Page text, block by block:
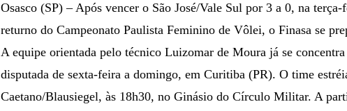
Osasco (SP) – Após vencer o São José/Vale Sul por 3 a 0, na terça-
returno do Campeonato Paulista Feminino de Vôlei, o Finasa se
A equipe orientada pelo técnico Luizomar de Moura já se
disputada de sexta-feira a domingo, em Curitiba (PR). O time
Caetano/Blausiegel, às 18h30, no Ginásio do Círculo Militar. A